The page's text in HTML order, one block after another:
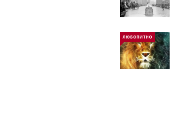
ЛЮБОПИТНО